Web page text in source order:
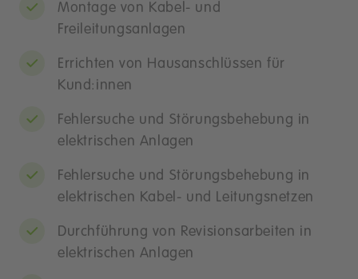
Montage von Kabel- und
Freileitungsanlagen
Errichten von Hausanschlüssen für
Kund:innen
Fehlersuche und Störungsbehebung in
elektrischen Anlagen
Fehlersuche und Störungsbehebung in
elektrischen Kabel- und Leitungsnetzen
Durchführung von Revisionsarbeiten in
elektrischen Anlagen